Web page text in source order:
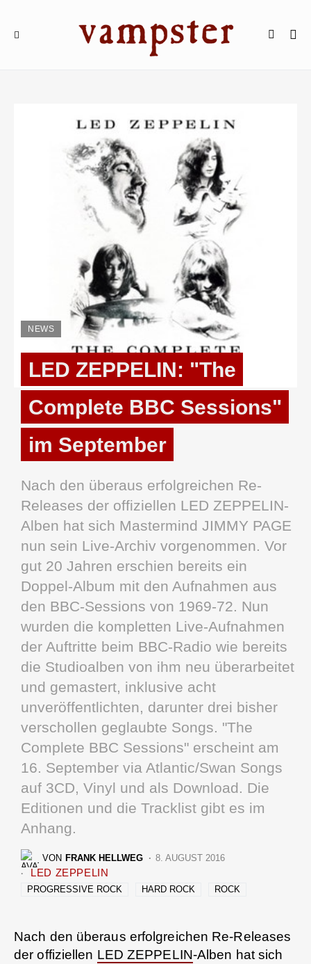
NEWS
LED ZEPPELIN: "The
Complete BBC Sessions"
im September
Nach den überaus erfolgreichen Re-
Releases der offiziellen LED ZEPPELIN-
Alben hat sich Mastermind JIMMY PAGE
nun sein Live-Archiv vorgenommen. Vor
gut 20 Jahren erschien bereits ein
Doppel-Album mit den Aufnahmen aus
den BBC-Sessions von 1969-72. Nun
wurden die kompletten Live-Aufnahmen
der Auftritte beim BBC-Radio wie bereits
die Studioalben von ihm neu überarbeitet
und gemastert, inklusive acht
unveröffentlichten, darunter drei bisher
verschollen geglaubte Songs. "The
Complete BBC Sessions" erscheint am
16. September via Atlantic/Swan Songs
auf 3CD, Vinyl und als Download. Die
Editionen und die Tracklist gibt es im
Anhang.
VON FRANK HELLWEG 8. AUGUST 2016
LED ZEPPELIN
PROGRESSIVE ROCK HARD ROCK ROCK
Nach den überaus erfolgreichen Re-Releases
der offiziellen LED ZEPPELIN-Alben hat sich